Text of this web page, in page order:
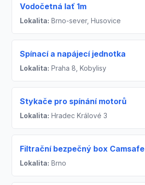
Vodočetná lať 1m
Lokalita: Brno-sever, Husovice
Spínací a napájecí jednotka
Lokalita: Praha 8, Kobylisy
Stykače pro spínání motorů
Lokalita: Hradec Králové 3
Filtrační bezpečný box Camsafe
Lokalita: Brno